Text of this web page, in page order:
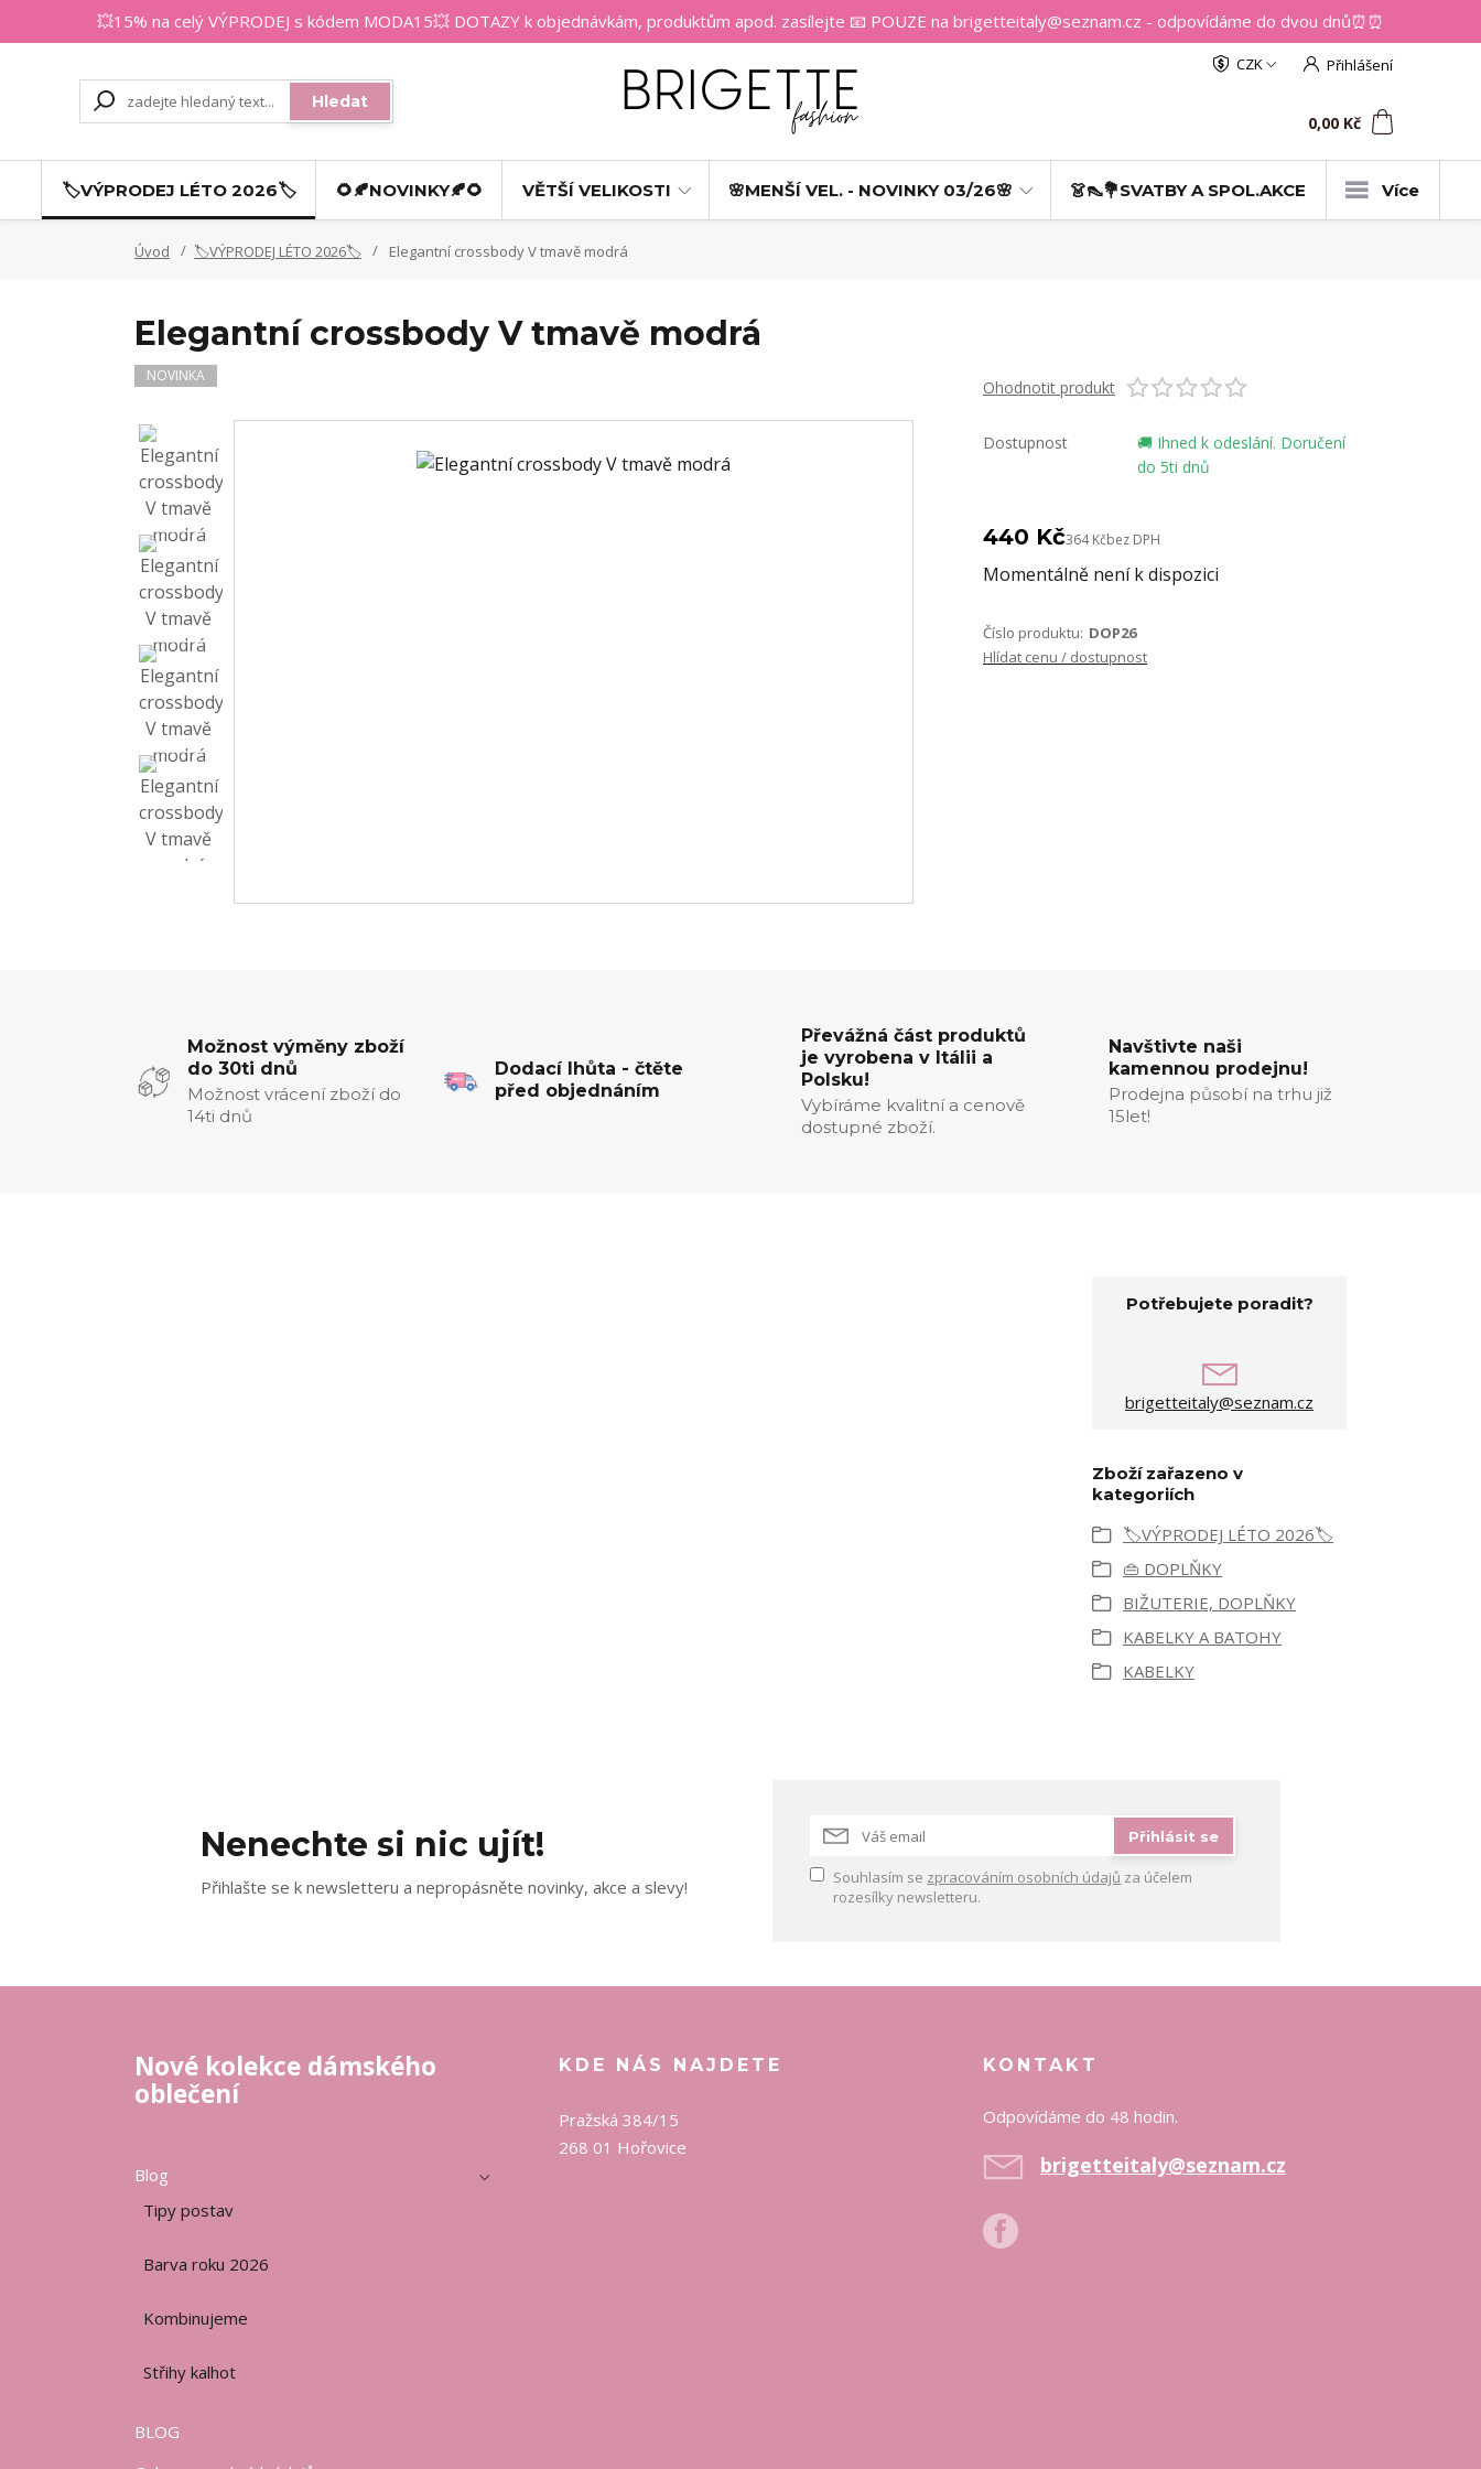
💥15% na celý VÝPRODEJ s kódem MODA15💥 DOTAZY k objednávkám, produktům apod. zasílejte 📧 POUZE na brigetteitaly@seznam.cz - odpovídáme do dvou dnů⏰⏰
CZK
Přihlášení
Hledat
0,00 Kč
🏷️VÝPRODEJ LÉTO 2026🏷️ 🌻🍂NOVINKY🍂🌻 VĚTŠÍ VELIKOSTI 🌸MENŠÍ VEL. - NOVINKY 03/26🌸 👗👠💐SVATBY A SPOL.AKCE Více
Úvod 🏷️VÝPRODEJ LÉTO 2026🏷️ Elegantní crossbody V tmavě modrá
Elegantní crossbody V tmavě modrá
NOVINKA
Ohodnotit produkt
Dostupnost
🚚 Ihned k odeslání. Doručení
do 5ti dnů
440 Kč364 Kčbez DPH
Momentálně není k dispozici
Číslo produktu: DOP26
Hlídat cenu / dostupnost
Možnost výměny zboží
do 30ti dnů
Možnost vrácení zboží do
14ti dnů
Dodací lhůta - čtěte
před objednáním
Převážná část produktů
je vyrobena v Itálii a
Polsku!
Vybíráme kvalitní a cenově
dostupné zboží.
Navštivte naši
kamennou prodejnu!
Prodejna působí na trhu již
15let!
Potřebujete poradit?
brigetteitaly@seznam.cz
Zboží zařazeno v
kategoriích
🏷️VÝPRODEJ LÉTO 2026🏷️
👜 DOPLŇKY
BIŽUTERIE, DOPLŇKY
KABELKY A BATOHY
KABELKY
Nenechte si nic ujít!
Přihlašte se k newsletteru a nepropásněte novinky, akce a slevy!
Přihlásit se
Souhlasím se zpracováním osobních údajů za účelem
rozesílky newsletteru.
Nové kolekce dámského
oblečení
Blog
Tipy postav
Barva roku 2026
Kombinujeme
Střihy kalhot
BLOG
KDE NÁS NAJDETE
Pražská 384/15
268 01 Hořovice
KONTAKT
Odpovídáme do 48 hodin.
brigetteitaly@seznam.cz